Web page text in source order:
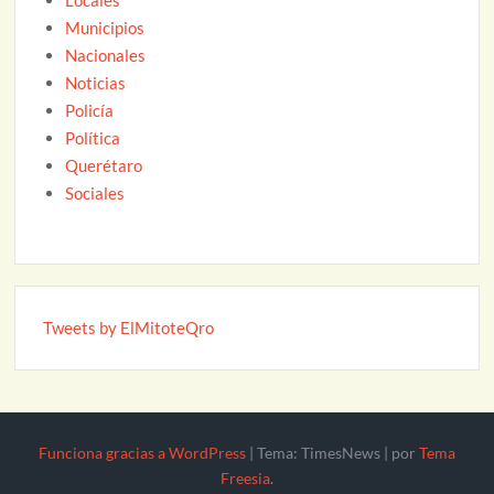
Municipios
Nacionales
Noticias
Policía
Política
Querétaro
Sociales
Tweets by ElMitoteQro
Funciona gracias a WordPress | Tema: TimesNews | por Tema
Freesia.